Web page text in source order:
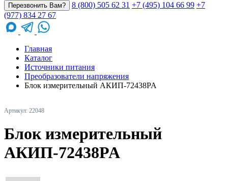
Перезвонить Вам? 8 (800) 505 62 31 +7 (495) 104 66 99 +7
(977) 834 27 67
Главная
Каталог
Источники питания
Преобразователи напряжения
Блок измерительный АКИП-72438PA
Артикул: 22048
Блок измерительный
АКИП-72438PA